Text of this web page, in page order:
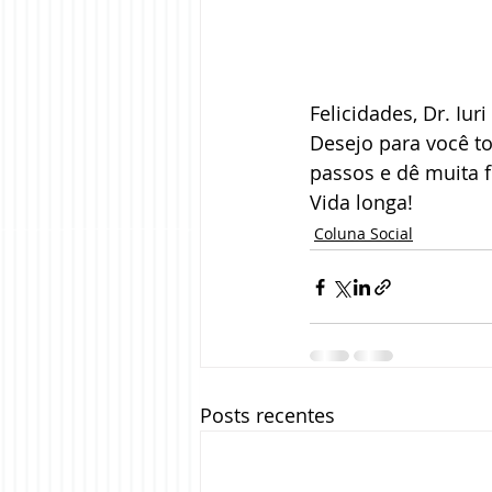
Felicidades, Dr.
Desejo para você
passos e dê muita
Vida longa!
Coluna Social
Posts recentes